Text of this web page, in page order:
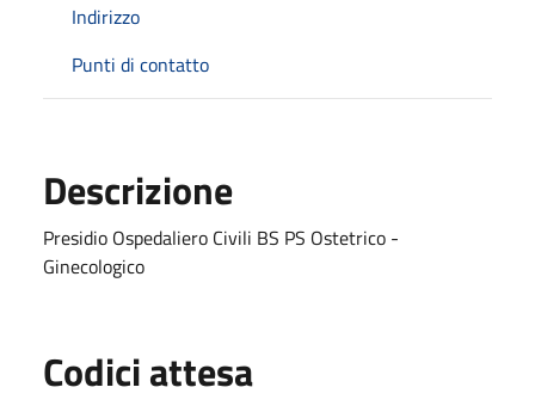
Indirizzo
Punti di contatto
Descrizione
Presidio Ospedaliero Civili BS PS Ostetrico -
Ginecologico
Codici attesa